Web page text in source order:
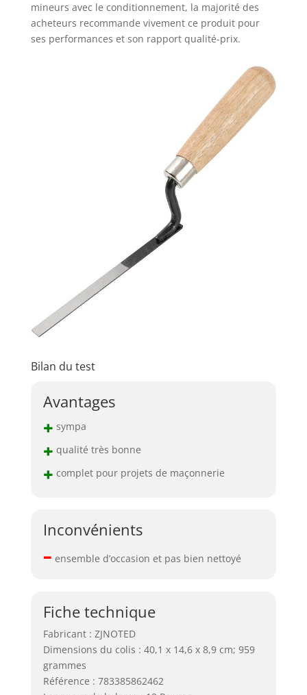
mineurs avec le conditionnement, la majorité des
acheteurs recommande vivement ce produit pour
ses performances et son rapport qualité-prix.
Bilan du test
Avantages
+ sympa
+ qualité très bonne
+ complet pour projets de maçonnerie
Inconvénients
– ensemble d’occasion et pas bien nettoyé
Fiche technique
Fabricant : ZJNOTED
Dimensions du colis : 40,1 x 14,6 x 8,9 cm; 959
grammes
Référence : 783385862462